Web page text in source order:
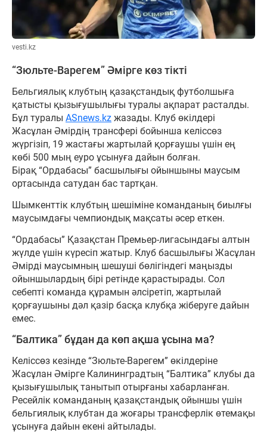
vesti.kz
“Зюльте-Варегем” Әмірге көз тікті
Бельгиялық клубтың қазақстандық футболшыға
қатысты қызығушылығы туралы ақпарат расталды.
Бұл туралы ASnews.kz жазады. Клуб өкілдері
Жасұлан Әмірдің трансфері бойынша келіссөз
жүргізіп, 19 жастағы жартылай қорғаушы үшін ең
көбі 500 мың еуро ұсынуға дайын болған.
Бірақ “Ордабасы” басшылығы ойыншыны маусым
ортасында сатудан бас тартқан.
Шымкенттік клубтың шешіміне команданың биылғы
маусымдағы чемпиондық мақсаты әсер еткен.
“Ордабасы” Қазақстан Премьер-лигасындағы алтын
жүлде үшін күресіп жатыр. Клуб басшылығы Жасұлан
Әмірді маусымның шешуші бөлігіндегі маңызды
ойыншылардың бірі ретінде қарастырады. Сол
себепті команда құрамын әлсіретіп, жартылай
қорғаушыны дәл қазір басқа клубқа жіберуге дайын
емес.
“Балтика” бұдан да көп ақша ұсына ма?
Келіссөз кезінде “Зюльте-Варегем” өкілдеріне
Жасұлан Әмірге Калининградтың “Балтика” клубы да
қызығушылық танытып отырғаны хабарланған.
Ресейлік команданың қазақстандық ойыншы үшін
бельгиялық клубтан да жоғары трансферлік өтемақы
ұсынуға дайын екені айтылады.